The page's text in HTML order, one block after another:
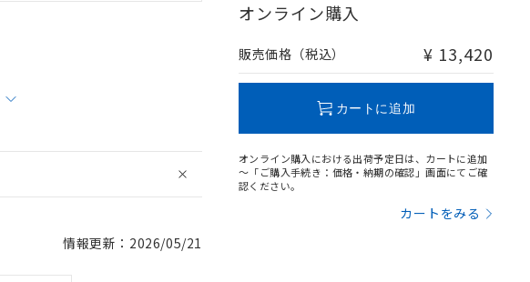
情報更新：2026/05/21
オンライン購入
販売価格（税込） ¥ 13,420
カートに追加
オンライン購入における出荷予定日は、カートに追加
～「ご購入手続き：価格・納期の確認」画面にてご確
認ください。
カートをみる